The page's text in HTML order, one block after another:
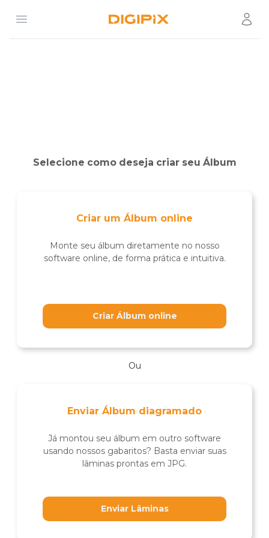
Open menu Digipix
Selecione como deseja criar seu Álbum
Criar um Álbum online
Monte seu álbum diretamente no nosso
software online, de forma prática e intuitiva.
Criar Álbum online
Ou
Enviar Álbum diagramado
Já montou seu álbum em outro software
usando nossos gabaritos? Basta enviar suas
lâminas prontas em JPG.
Enviar Lâminas